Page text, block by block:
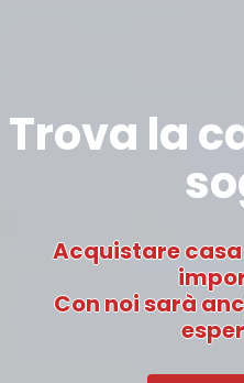
Trova la
Acquistare
Con noi sarà